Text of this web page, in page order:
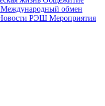
Международный обмен
РЭШ Мероприятия